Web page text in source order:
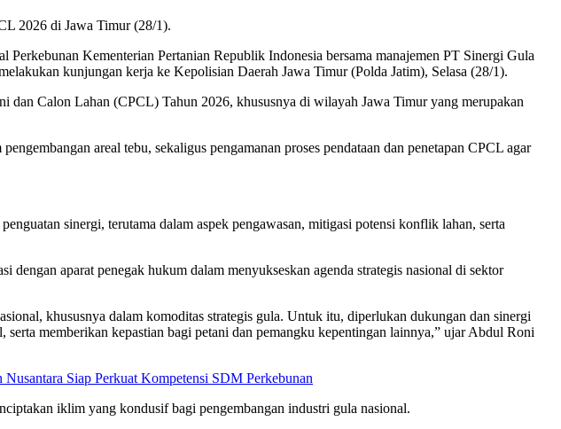
2026 di Jawa Timur (28/1).
Kementerian Pertanian Republik Indonesia bersama manajemen PT Sinergi Gula
kunjungan kerja ke Kepolisian Daerah Jawa Timur (Polda Jatim), Selasa (28/1).
dan Calon Lahan (CPCL) Tahun 2026, khususnya di wilayah Jawa Timur yang merupakan
areal tebu, sekaligus pengamanan proses pendataan dan penetapan CPCL agar
sinergi, terutama dalam aspek pengawasan, mitigasi potensi konflik lahan, serta
aparat penegak hukum dalam menyukseskan agenda strategis nasional di sektor
khususnya dalam komoditas strategis gula. Untuk itu, diperlukan dukungan dan sinergi
memberikan kepastian bagi petani dan pemangku kepentingan lainnya,” ujar Abdul Roni
Siap Perkuat Kompetensi SDM Perkebunan
iklim yang kondusif bagi pengembangan industri gula nasional.